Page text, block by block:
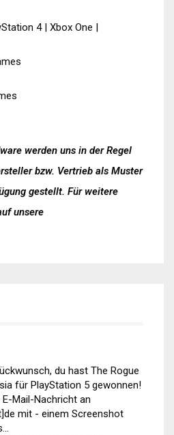
4| Xbox One |
werden uns in der Regel
bzw. Vertrieb als Muster
gestellt. Für weitere
unsere
du hast The Rogue
für PlayStation 5 gewonnen!
Mail-Nachricht an
mit - einem Screenshot